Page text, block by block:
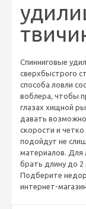
Спинниговые
сверхбыстрого
способа ловли
воблера, чтобы
глазах хищной
давать
скорости и
подойдут не
материалов. Для
брать длину до 2
Подберите
интернет-